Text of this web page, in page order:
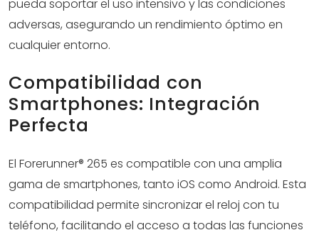
pueda soportar el uso intensivo y las condiciones
adversas, asegurando un rendimiento óptimo en
cualquier entorno.
Compatibilidad con
Smartphones: Integración
Perfecta
El Forerunner® 265 es compatible con una amplia
gama de smartphones, tanto iOS como Android. Esta
compatibilidad permite sincronizar el reloj con tu
teléfono, facilitando el acceso a todas las funciones